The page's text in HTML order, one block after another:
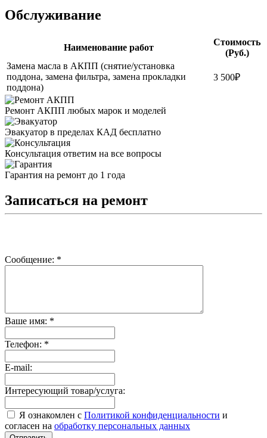
Обслуживание
Наименование работ
Стоимость
(Руб.)
Замена масла в АКПП (снятие/установка
поддона, замена фильтра, замена прокладки
поддона)
3 500₽
Ремонт АКПП любых марок и моделей
Эвакуатор в пределах КАД бесплатно
Консультация ответим на все вопросы
Гарантия на ремонт до 1 года
Записаться на ремонт
Сообщение: *
Ваше имя: *
Телефон: *
E-mail:
Интересующий товар/услуга:
Я ознакомлен с Политикой конфиденциальности и
согласен на обработку персональных данных